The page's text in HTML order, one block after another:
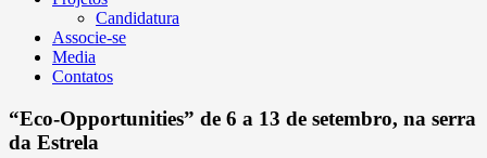
Candidatura
Associe-se
Media
Contatos
“Eco-Opportunities” de 6 a 13 de setembro, na serra
da Estrela